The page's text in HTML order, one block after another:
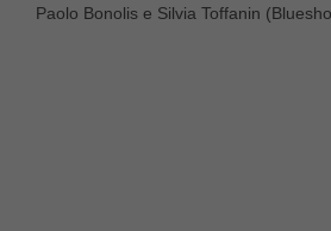
Paolo Bonolis e Silvia Toffanin